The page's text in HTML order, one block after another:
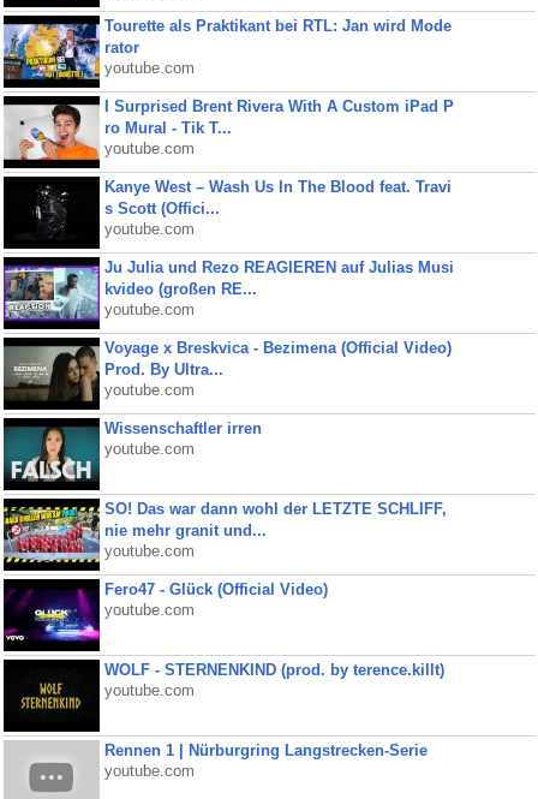
Tourette als Praktikant bei RTL: Jan wird Mode
rator
youtube.com
I Surprised Brent Rivera With A Custom iPad P
ro Mural - Tik T...
youtube.com
Kanye West – Wash Us In The Blood feat. Travi
s Scott (Offici...
youtube.com
Ju Julia und Rezo REAGIEREN auf Julias Musi
kvideo (großen RE...
youtube.com
Voyage x Breskvica - Bezimena (Official Video)
Prod. By Ultra...
youtube.com
Wissenschaftler irren
youtube.com
SO! Das war dann wohl der LETZTE SCHLIFF,
nie mehr granit und...
youtube.com
Fero47 - Glück (Official Video)
youtube.com
WOLF - STERNENKIND (prod. by terence.killt)
youtube.com
Rennen 1 | Nürburgring Langstrecken-Serie
youtube.com